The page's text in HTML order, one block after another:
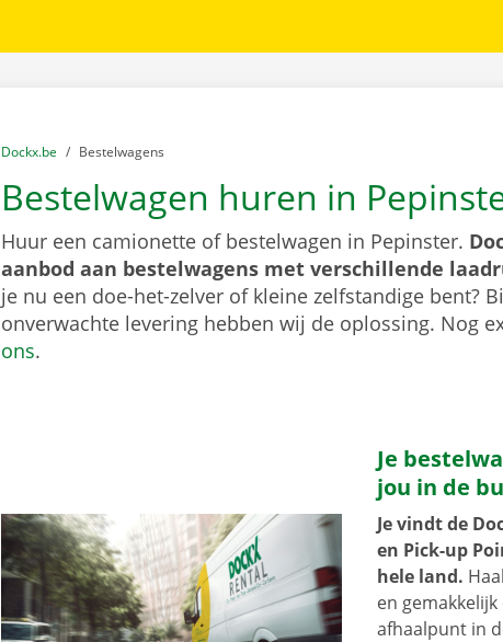
U bevindt zich hier:
van
Dockx.be naar
Bestelwagens
Bestelwagen huren in
Huur een camionette of bestelwagen in Pepinster.
aanbod aan bestelwagens met verschillende
je nu een doe-het-zelver of kleine zelfstandige bent?
onverwachte levering hebben wij de oplossing. Nog
ons.
Je
jou in de
Je vindt de
en Pick-up
hele land.
en
afhaalpunt in